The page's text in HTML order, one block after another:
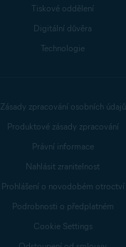
Tiskové oddělení
Digitální důvěra
Technologie
Zásady zpracování osobních údajů
Produktové zásady zpracování
Právní informace
Nahlásit zranitelnost
Prohlášení o novodobém otroctví
Podrobnosti o předplatném
Cookie Settings